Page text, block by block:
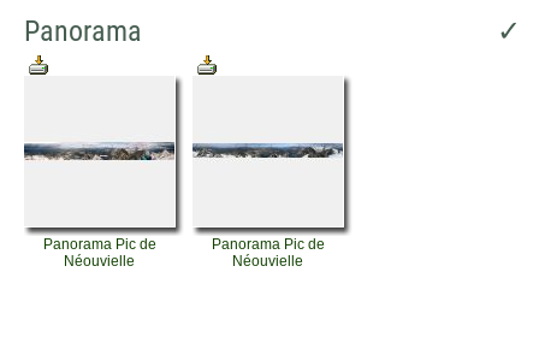
Panorama ✓
Panorama Pic de
Néouvielle
Panorama Pic de
Néouvielle